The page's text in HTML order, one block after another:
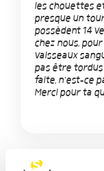
les chouettes
presque un
possèdent 14
chez nous,
vaisseaux
pas être tordus
faite, n'est-ce
Merci pour ta